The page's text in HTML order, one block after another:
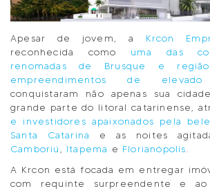
Apesar de jovem, a Krcon
reconhecida como uma das
renomadas de Brusque e região
empreendimentos de
conquistaram não apenas sua
grande parte do litoral catarinense,
e investidores apaixonados pela
Santa Catarina
e as noites
Camboriú , Itapema e Florianópolis.
A Krcon está focada em entregar
com requinte surpreendente e